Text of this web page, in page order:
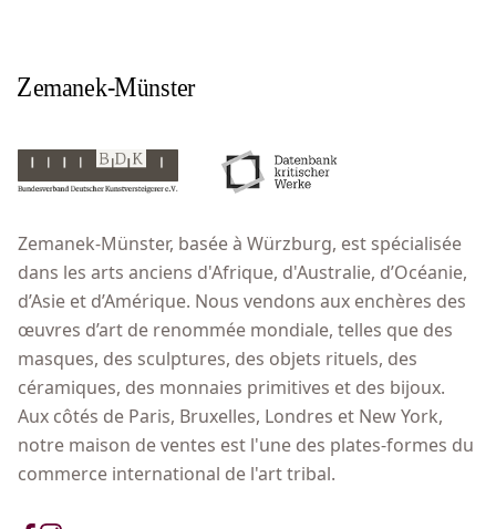
Zemanek-Münster, basée à Würzburg, est spécialisée
dans les arts anciens d'Afrique, d'Australie, d’Océanie,
d’Asie et d’Amérique. Nous vendons aux enchères des
œuvres d’art de renommée mondiale, telles que des
masques, des sculptures, des objets rituels, des
céramiques, des monnaies primitives et des bijoux.
Aux côtés de Paris, Bruxelles, Londres et New York,
notre maison de ventes est l'une des plates-formes du
commerce international de l'art tribal.